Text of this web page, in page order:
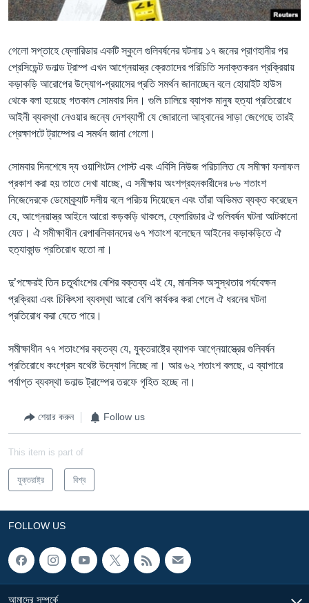
Learning English
FOLLOW US
অন্য ভাষায় ওয়েব সাইট
গেলো সপ্তাহে ফ্লোরিডার একটি স্কুলে গুলিবর্ষনের ঘটনায় ১৭ জনের প্রাণহানীর পর
প্রেসিডেন্ট ডনাল্ড ট্রাম্প এখন আগ্নেয়াস্ত্র ক্রেতাদের পরিচিতি সনাক্তকরন প্রক্রিয়ায়
কড়াকড়ি আরোপের উদ্যোগ-প্রয়াসের প্রতি সমর্থন জানাচ্ছেন বলে হোয়াইট হাউস
থেকে বলা হয়েছে গতকাল সোমবার দিন। গুলি চালিয়ে ব্যাপক মানুষ হত্যা প্রতিরোধে
আইনী ব্যবস্থা নেওয়ার জন্যে দেশব্যাপী যে জোরালো আহ্বানের সাড়া জেগেছে তারই
প্রেক্ষাপটে ট্রাম্পের এ সমর্থন জানা গেলো।
সোমবার দিনশেষে দ্য ওয়াশিংটন পোস্ট এবং এবিসি নিউজ পরিচালিত যে সমীক্ষা ফলাফল
প্রকাশ করা হয় তাতে দেখা যাচ্ছে, এ সমীক্ষায় অংশগ্রহনকারীদের ৮৬ শতাংশ
নিজেদেরকে ডেমোক্র্যাট দলীয় বলে পরিচয় দিয়েছেন এবং তাঁরা অভিমত ব্যক্ত করেছেন
যে, আগ্নেয়াস্ত্র আইনে আরো কড়কড়ি থাকলে, ফ্লোরিডার ঐ গুলিবর্ষন ঘটনা আটকানো
যেত। ঐ সমীক্ষাধীন রেপাবলিকানদের ৬৭ শতাংশ বলেছেন আইনের কড়াকড়িতে ঐ
হত্যাকান্ড প্রতিরোধ হতো না।
দু’পক্ষেরই তিন চতুর্থাংশের বেশির বক্তব্য এই যে, মানসিক অসুস্থতার পর্যবেক্ষন
প্রক্রিয়া এবং চিকিৎসা ব্যবস্থা আরো বেশি কার্যকর করা গেলে ঐ ধরনের ঘটনা
প্রতিরোধ করা যেতে পারে।
সমীক্ষাধীন ৭৭ শতাংশের বক্তব্য যে, যুক্তরাষ্ট্রে ব্যাপক আগ্নেয়াস্ত্রের গুলিবর্ষন
প্রতিরোধে কংগ্রেস যথেষ্ট উদ্যোগ নিচ্ছে না। আর ৬২ শতাংশ বলছে, এ ব্যাপারে
পর্যাপ্ত ব্যবস্থা ডনাল্ড ট্রাম্পের তরফে গৃহিত হচ্ছে না।
শেয়ার করুন Follow us
This item is part of
যুক্তরাষ্ট্র বিশ্ব
FOLLOW US
আমাদের সম্পর্কে